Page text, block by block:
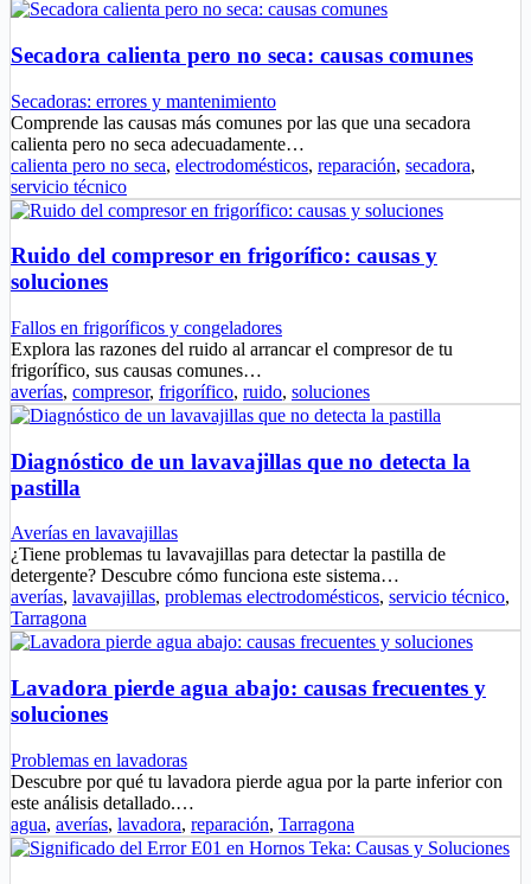
Secadora calienta pero no seca: causas comunes
Secadoras: errores y mantenimiento
Comprende las causas más comunes por las que una secadora
calienta pero no seca adecuadamente…
calienta pero no seca, electrodomésticos, reparación, secadora,
servicio técnico
Ruido del compresor en frigorífico: causas y
soluciones
Fallos en frigoríficos y congeladores
Explora las razones del ruido al arrancar el compresor de tu
frigorífico, sus causas comunes…
averías, compresor, frigorífico, ruido, soluciones
Diagnóstico de un lavavajillas que no detecta la
pastilla
Averías en lavavajillas
¿Tiene problemas tu lavavajillas para detectar la pastilla de
detergente? Descubre cómo funciona este sistema…
averías, lavavajillas, problemas electrodomésticos, servicio técnico,
Tarragona
Lavadora pierde agua abajo: causas frecuentes y
soluciones
Problemas en lavadoras
Descubre por qué tu lavadora pierde agua por la parte inferior con
este análisis detallado.…
agua, averías, lavadora, reparación, Tarragona